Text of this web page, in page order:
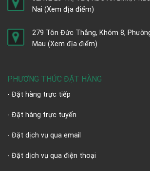
Nai (Xem địa điểm)
279 Tôn Đức Thắng, Khóm 8,
Mau (Xem địa điểm)
PHƯƠNG THỨC ĐẶT HÀNG
- Đặt hàng trực tiếp
- Đặt hàng trực tuyến
- Đặt dịch vụ qua email
- Đặt dịch vụ qua điện thoại